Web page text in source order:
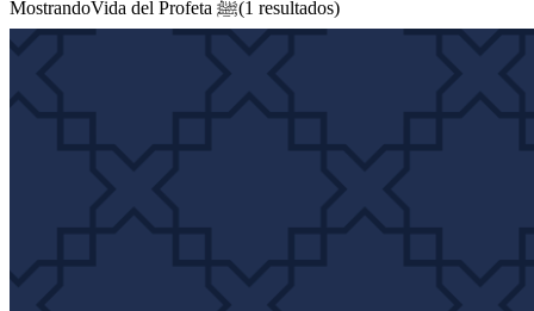
Mostrando
Vida del Profeta ﷺ(1 resultados)